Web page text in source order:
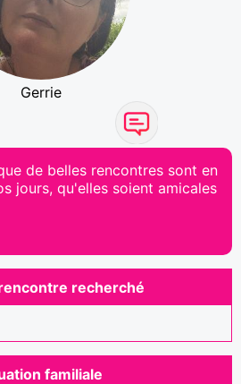
Gerrie
de belles rencontres sont en
jours, qu'elles soient amicales
recherché
familiale